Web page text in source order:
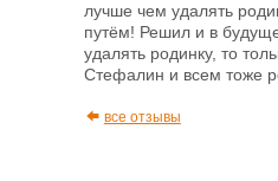
лучше чем удалять
путём! Решил и в
удалять родинку, то
Стефалин и всем тоже
все отзывы